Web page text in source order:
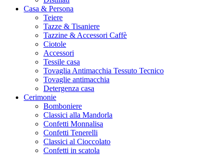
Casa & Persona
Teiere
Tazze & Tisaniere
Tazzine & Accessori Caffè
Ciotole
Accessori
Tessile casa
Tovaglia Antimacchia Tessuto Tecnico
Tovaglie antimacchia
Detergenza casa
Cerimonie
Bomboniere
Classici alla Mandorla
Confetti Monnalisa
Confetti Tenerelli
Classici al Cioccolato
Confetti in scatola